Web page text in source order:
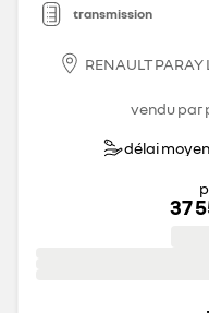
transmission
RENAULT
vendu par
délai
37